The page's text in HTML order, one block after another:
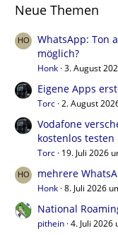
Neue Themen
WhatsApp: Ton
möglich?
Honk 3. August
Eigene Apps
Torc 2. August
Vodafone
kostenlos testen
Torc 19. Juli 2026
mehrere
Honk 8. Juli 2026
National
pithein 4. Juli 2026